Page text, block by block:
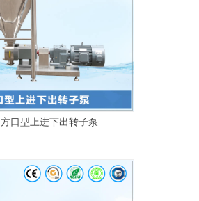
方口型上进下出转子泵